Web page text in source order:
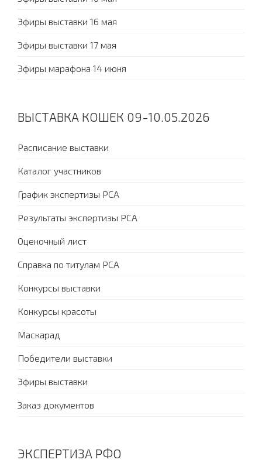
Эфиры выставки 16 мая
Эфиры выставки 17 мая
Эфиры марафона 14 июня
ВЫСТАВКА КОШЕК 09-10.05.2026
Расписание выставки
Каталог участников
График экспертизы PCA
Результаты экспертизы PCA
Оценочный лист
Справка по титулам PCA
Конкурсы выставки
Конкурсы красоты
Маскарад
Победители выставки
Эфиры выставки
Заказ документов
ЭКСПЕРТИЗА РФО